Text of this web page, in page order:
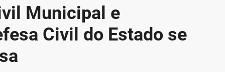
Municipal e
Civil do Estado se